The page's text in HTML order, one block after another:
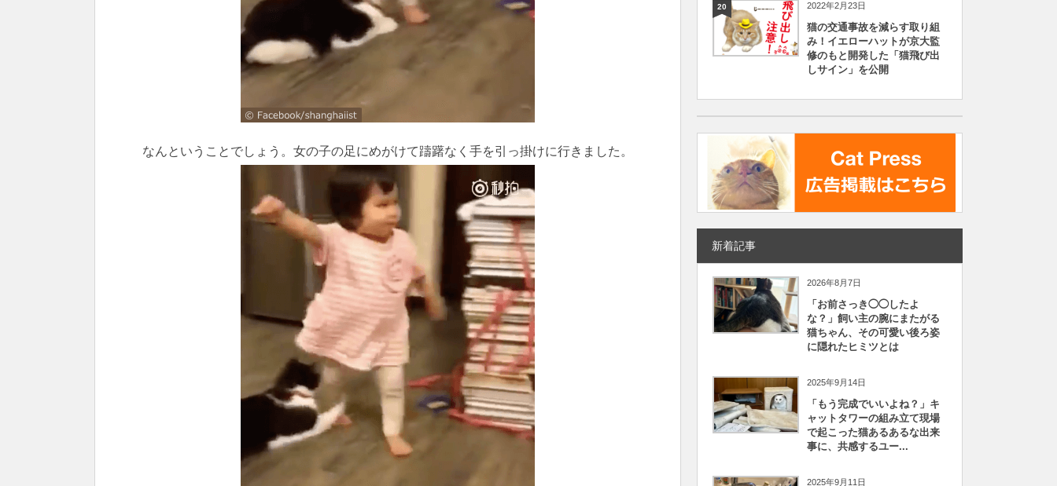
なんということでしょう。女の子の足にめがけて躊躇なく手を引っ掛けに行きました。
20 2022年2月23日
猫の交通事故を減らす取り組
み！イエローハットが京大監
修のもと開発した「猫飛び出
しサイン」を公開
新着記事
2026年8月7日
「お前さっき◯◯したよ
な？」飼い主の腕にまたがる
猫ちゃん、その可愛い後ろ姿
に隠れたヒミツとは
2025年9月14日
「もう完成でいいよね？」キ
ャットタワーの組み立て現場
で起こった猫あるあるな出来
事に、共感するユー...
2025年9月11日